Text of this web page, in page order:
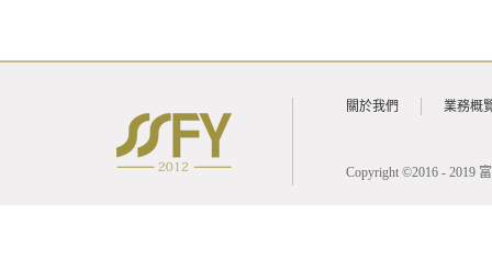
關於我們 業務概
Copyright ©2016 - 2019